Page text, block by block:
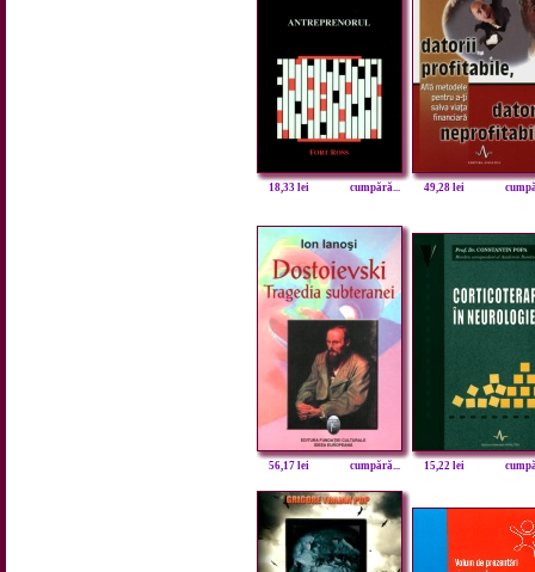
18,33 lei cumpără... 49,28 lei
56,17 lei cumpără... 15,22 lei